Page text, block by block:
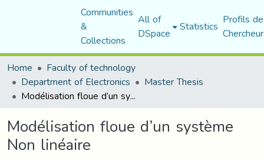
Communities
&
Collections
All of
DSpace Statistics Profils
Home
Faculty of technology
Department of Electronics Master Thesis
Modélisation floue d’un système Non linéaire
Modélisation floue d’un système
Non linéaire